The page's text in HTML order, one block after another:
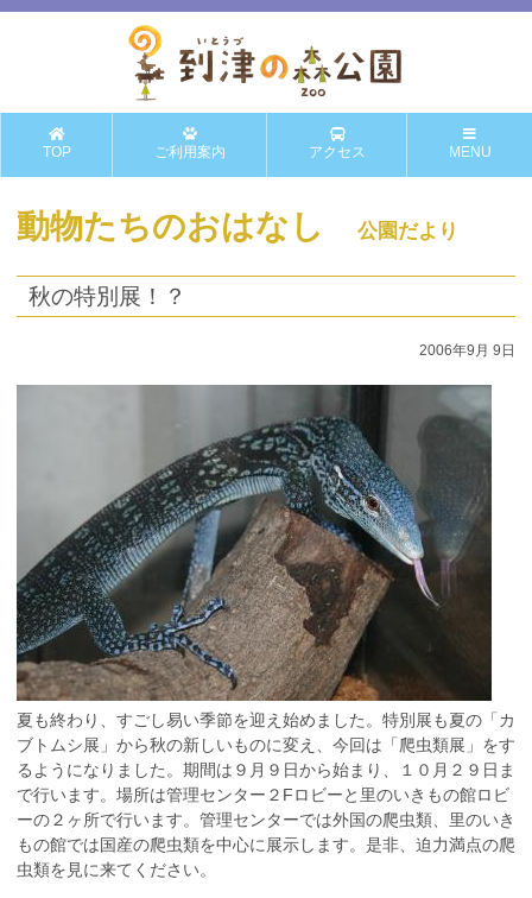
TOP ご利用案内 アクセス MENU
動物たちのおはなし 公園だより
秋の特別展！？
2006年9月 9日
夏も終わり、すごし易い季節を迎え始めました。特別展も夏の「カ
ブトムシ展」から秋の新しいものに変え、今回は「爬虫類展」をす
るようになりました。期間は９月９日から始まり、１０月２９日ま
で行います。場所は管理センター２Fロビーと里のいきもの館ロビ
ーの２ヶ所で行います。管理センターでは外国の爬虫類、里のいき
もの館では国産の爬虫類を中心に展示します。是非、迫力満点の爬
虫類を見に来てください。